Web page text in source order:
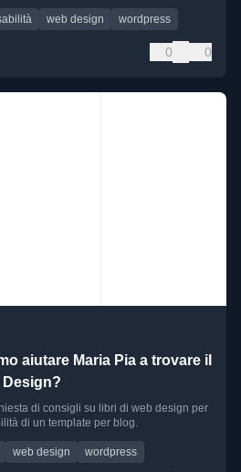
web design wordpress
0 0
aiutare Maria Pia a trovare il
di consigli su libri di web design per
di un template per blog.
web design wordpress